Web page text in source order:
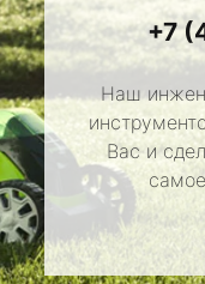
+7
Наш
Вас и